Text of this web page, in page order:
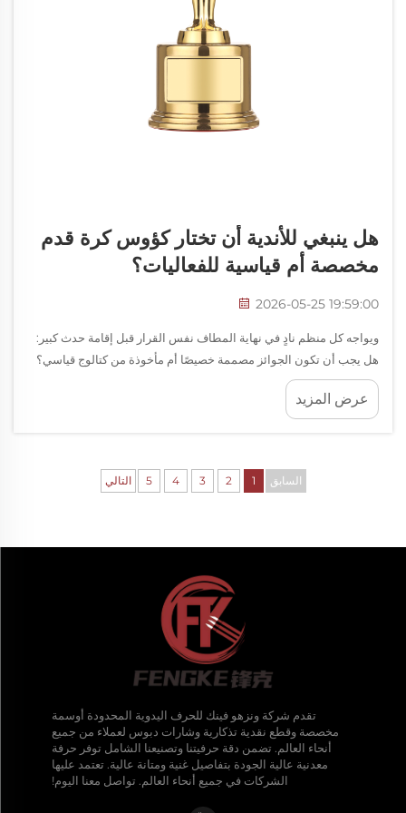
هل ينبغي للأندية أن تختار كؤوس كرة قدم
مخصصة أم قياسية للفعاليات؟
2026-05-25 19:59:00
ويواجه كل منظم نادٍ في نهاية المطاف نفس القرار قبل إقامة حدث كبير:
هل يجب أن تكون الجوائز مصممة خصيصًا أم مأخوذة من كتالوج قياسي؟
وعندما يتعلق الأمر باختيار كأس كرة قدم، فإن هذا الاختيار يحمل وزنًا أكبر
مما يتصوَّره معظم الناس في البداية...
عرض المزيد
السابق 1
2
3
4
5 التالي
تقدم شركة ونزهو فينك للحرف اليدوية المحدودة أوسمة
مخصصة وقطع نقدية تذكارية وشارات دبوس لعملاء من جميع
أنحاء العالم. تضمن دقة حرفيتنا وتصنيعنا الشامل توفر حرفة
معدنية عالية الجودة بتفاصيل غنية ومتانة عالية. تعتمد عليها
الشركات في جميع أنحاء العالم. تواصل معنا اليوم!